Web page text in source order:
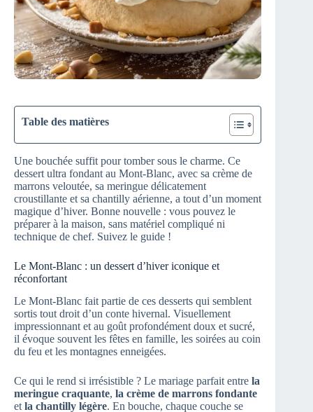
Table des matières
Une bouchée suffit pour tomber sous le charme. Ce
dessert ultra fondant au Mont-Blanc, avec sa crème de
marrons veloutée, sa meringue délicatement
croustillante et sa chantilly aérienne, a tout d’un moment
magique d’hiver. Bonne nouvelle : vous pouvez le
préparer à la maison, sans matériel compliqué ni
technique de chef. Suivez le guide !
Le Mont-Blanc : un dessert d’hiver iconique et
réconfortant
Le Mont-Blanc fait partie de ces desserts qui semblent
sortis tout droit d’un conte hivernal. Visuellement
impressionnant et au goût profondément doux et sucré,
il évoque souvent les fêtes en famille, les soirées au coin
du feu et les montagnes enneigées.
Ce qui le rend si irrésistible ? Le mariage parfait entre la
meringue craquante, la crème de marrons fondante
et la chantilly légère. En bouche, chaque couche se